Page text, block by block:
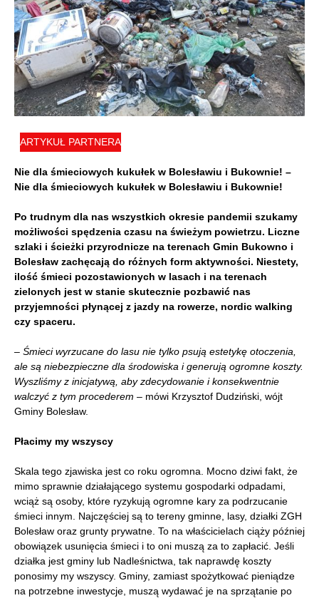
ARTYKUŁ PARTNERA
Nie dla śmieciowych kukułek w Bolesławiu i Bukownie! –
Nie dla śmieciowych kukułek w Bolesławiu i Bukownie!
Po trudnym dla nas wszystkich okresie pandemii szukamy
możliwości spędzenia czasu na świeżym powietrzu. Liczne
szlaki i ścieżki przyrodnicze na terenach Gmin Bukowno i
Bolesław zachęcają do różnych form aktywności. Niestety,
ilość śmieci pozostawionych w lasach i na terenach
zielonych jest w stanie skutecznie pozbawić nas
przyjemności płynącej z jazdy na rowerze, nordic walking
czy spaceru.
– Śmieci wyrzucane do lasu nie tylko psują estetykę otoczenia,
ale są niebezpieczne dla środowiska i generują ogromne koszty.
Wyszliśmy z inicjatywą, aby zdecydowanie i konsekwentnie
walczyć z tym procederem – mówi Krzysztof Dudziński, wójt
Gminy Bolesław.
Płacimy my wszyscy
Skala tego zjawiska jest co roku ogromna. Mocno dziwi fakt, że
mimo sprawnie działającego systemu gospodarki odpadami,
wciąż są osoby, które ryzykują ogromne kary za podrzucanie
śmieci innym. Najczęściej są to tereny gminne, lasy, działki ZGH
Bolesław oraz grunty prywatne. To na właścicielach ciąży później
obowiązek usunięcia śmieci i to oni muszą za to zapłacić. Jeśli
działka jest gminy lub Nadleśnictwa, tak naprawdę koszty
ponosimy my wszyscy. Gminy, zamiast spożytkować pieniądze
na potrzebne inwestycje, muszą wydawać je na sprzątanie po